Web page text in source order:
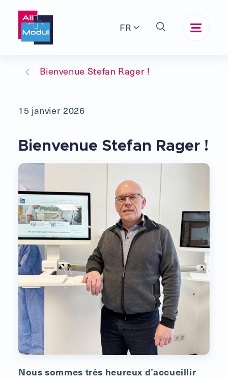
FR
Bienvenue Stefan Rager !
15 janvier 2026
Bienvenue Stefan Rager !
Nous sommes très heureux d’accueillir